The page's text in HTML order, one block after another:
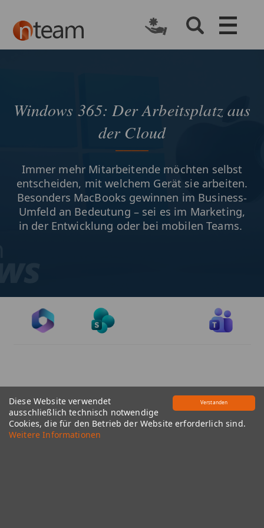
Verstanden
Diese Website verwendet
ausschließlich technisch notwendige
Cookies, die für den Betrieb der Website erforderlich sind.
Weitere Informationen
Windows 365: Der Arbeitsplatz aus
der Cloud
​Immer mehr Mitarbeitende möchten selbst
entscheiden, mit welchem Gerät sie arbeiten.
Besonders MacBooks gewinnen im Business-
Umfeld an Bedeutung – sei es im Marketing,
in der Entwicklung oder bei mobilen Teams.